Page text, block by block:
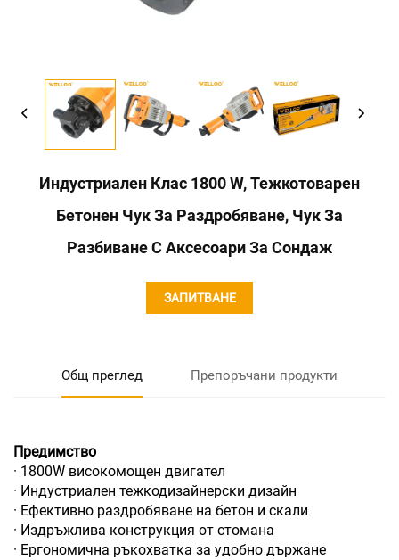
Индустриален Клас 1800 W, Тежкотоварен
Бетонен Чук За Раздробяване, Чук За
Разбиване С Аксесоари За Сондаж
ЗАПИТВАНЕ
Общ преглед Препоръчани продукти
Предимство
· 1800W високомощен двигател
· Индустриален тежкодизайнерски дизайн
· Ефективно раздробяване на бетон и скали
· Издръжлива конструкция от стомана
· Ергономична ръкохватка за удобно държане